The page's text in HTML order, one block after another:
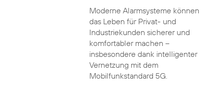
Moderne Alarmsysteme können
das Leben für Privat- und
Industriekunden sicherer und
komfortabler machen –
insbesondere dank intelligenter
Vernetzung mit dem
Mobilfunkstandard 5G.